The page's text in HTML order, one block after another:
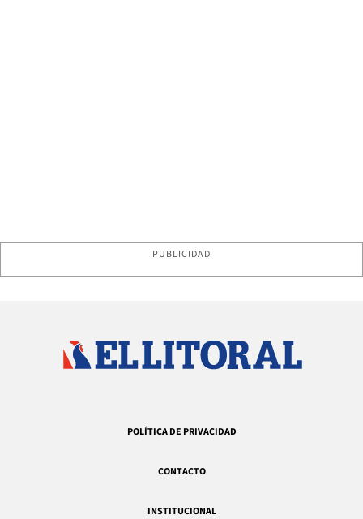
PUBLICIDAD
POLÍTICA DE PRIVACIDAD
CONTACTO
INSTITUCIONAL